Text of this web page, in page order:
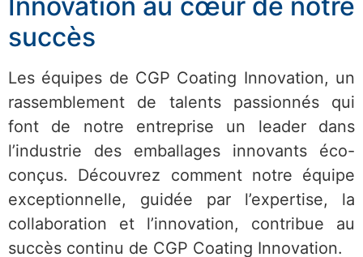
succès
Les équipes de CGP Coating Innovation, un
rassemblement de talents passionnés qui
font de notre entreprise un leader dans
l’industrie des emballages innovants éco-
conçus. Découvrez comment notre équipe
exceptionnelle, guidée par l’expertise, la
collaboration et l’innovation, contribue au
succès continu de CGP Coating Innovation.